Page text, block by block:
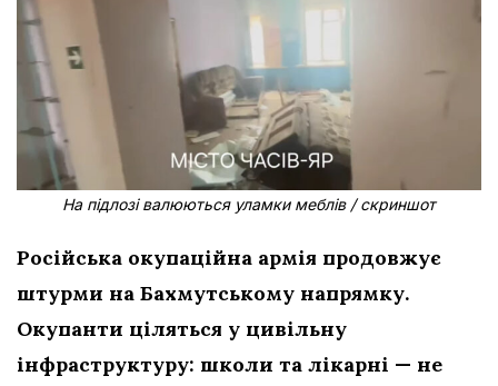
На підлозі валюються уламки меблів / скриншот
Російська окупаційна армія продовжує
штурми на Бахмутському напрямку.
Окупанти ціляться у цивільну
інфраструктуру: школи та лікарні — не